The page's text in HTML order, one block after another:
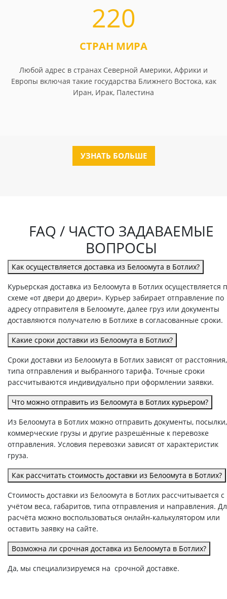
220
СТРАН МИРА
Любой адрес в странах Северной Америки, Африки и
Европы включая такие государства Ближнего Востока, как
Иран, Ирак, Палестина
УЗНАТЬ БОЛЬШЕ
FAQ / ЧАСТО ЗАДАВАЕМЫЕ
ВОПРОСЫ
Как осуществляется доставка из Белоомута в Ботлих?
Курьерская доставка из Белоомута в Ботлих осуществляется
схеме «от двери до двери». Курьер забирает отправление по
адресу отправителя в Белоомуте, далее груз или документы
доставляются получателю в Ботлихе в согласованные сроки.
Какие сроки доставки из Белоомута в Ботлих?
Сроки доставки из Белоомута в Ботлих зависят от расстояния,
типа отправления и выбранного тарифа. Точные сроки
рассчитываются индивидуально при оформлении заявки.
Что можно отправить из Белоомута в Ботлих курьером?
Из Белоомута в Ботлих можно отправить документы, посылки,
коммерческие грузы и другие разрешённые к перевозке
отправления. Условия перевозки зависят от характеристик
груза.
Как рассчитать стоимость доставки из Белоомута в Ботлих?
Стоимость доставки из Белоомута в Ботлих рассчитывается с
учётом веса, габаритов, типа отправления и направления.
расчёта можно воспользоваться онлайн-калькулятором или
оставить заявку на сайте.
Возможна ли срочная доставка из Белоомута в Ботлих?
Да, мы специализируемся на срочной доставке.